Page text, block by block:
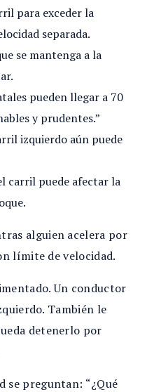
para exceder la
separada.
se mantenga a la
pueden llegar a 70
y prudentes.”
izquierdo aún puede
carril puede afectar la
Un conductor
También le
detenerlo por
se preguntan: “¿Qué